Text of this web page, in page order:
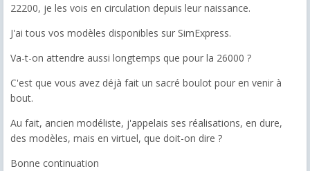
22200, je les vois en circulation depuis leur naissance.
J'ai tous vos modèles disponibles sur SimExpress.
Va-t-on attendre aussi longtemps que pour la 26000 ?
C'est que vous avez déjà fait un sacré boulot pour en venir à
bout.
Au fait, ancien modéliste, j'appelais ses réalisations, en dure,
des modèles, mais en virtuel, que doit-on dire ?
Bonne continuation